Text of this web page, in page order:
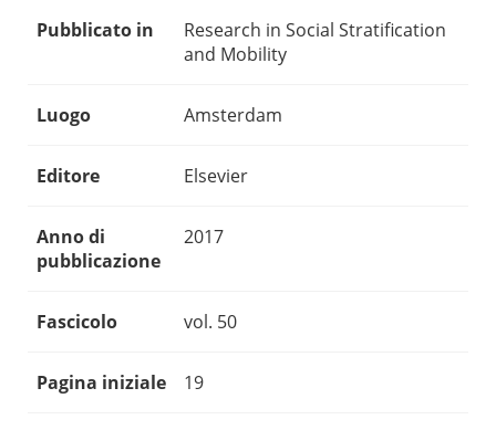
Pubblicato in
Research in Social Stratification
and Mobility
Luogo Amsterdam
Editore Elsevier
Anno di
pubblicazione
2017
Fascicolo vol. 50
Pagina iniziale 19